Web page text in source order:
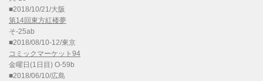
■2018/10/21/大阪
第14回東方紅楼夢
そ-25ab
■2018/08/10-12/東京
コミックマーケット94
金曜日(1日目) O-59b
■2018/06/10/広島